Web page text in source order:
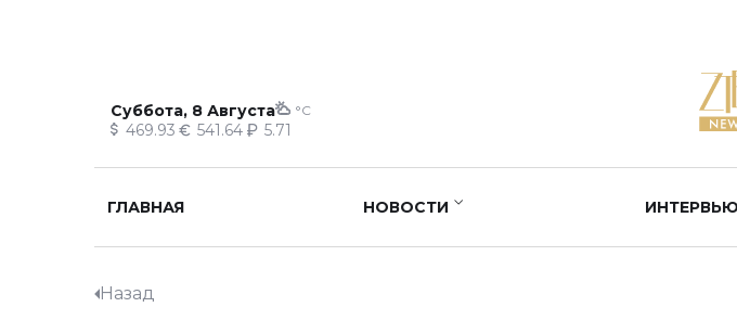
Суббота, 8 Августа °C
469.93 541.64 5.71
ГЛАВНАЯ НОВОСТИ ИНТЕРВЬЮ
Назад